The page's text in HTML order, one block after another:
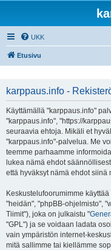
UKK
Etusivu
karppaus.info -
Käyttämällä "karppaus.info"
"karppaus.info", "https://
seuraavia ehtoja. Mikäli et
"karppaus.info"-palvelua. Me
teemme parhaamme
lukea nämä ehdot
että hyväksyt nämä ehdot siinä
Keskustelufoorumimme
"heidän", "phpBB-ohjelmisto",
Tiimit"), joka on julkaistu "
"GPL") ja se voidaan ladata
vain ympäristön internet-
mitä sallimme tai kiellämme